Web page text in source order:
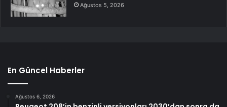
Ağustos 5, 2026
En Güncel Haberler
Ağustos 6, 2026